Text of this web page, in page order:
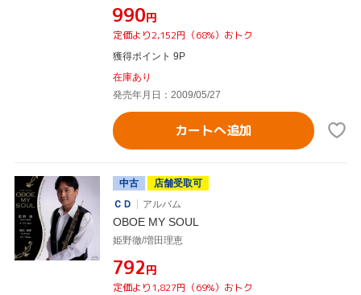
¥990円
定価より2,152円（68%）おトク
獲得ポイント 9P
在庫あり
発売年月日：2009/05/27
カートへ追加
中古
店舗受取可
ＣＤ
アルバム
OBOE MY SOUL
姫野徹/増田理恵
¥792円
定価より1,827円（69%）おトク